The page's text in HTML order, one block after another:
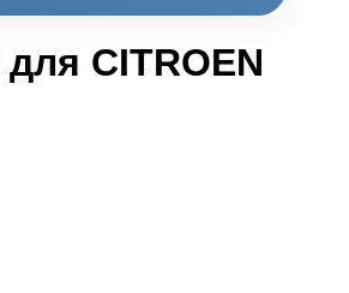
CITROEN